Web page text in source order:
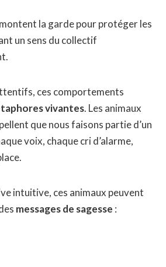
montent la garde pour protéger les
un sens du collectif
ces comportements
vivantes. Les animaux
que nous faisons partie d’un
voix, chaque cri d’alarme,
intuitive, ces animaux peuvent
messages de sagesse :